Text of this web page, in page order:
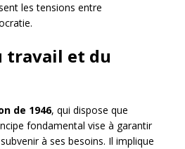
les tensions entre
travail et du
de 1946, qui dispose que
fondamental vise à garantir
à ses besoins. Il implique